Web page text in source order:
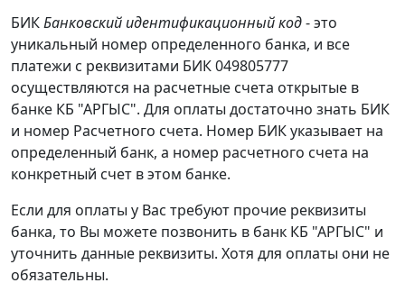
БИКБанковский идентификационный код- это
уникальный номер определенного банка, и все
платежи с реквизитами БИК 049805777
осуществляются на расчетные счета открытые в
банке КБ "АРГЫС". Для оплаты достаточно знать БИК
и номер Расчетного счета. Номер БИК указывает на
определенный банк, а номер расчетного счета на
конкретный счет в этом банке.
Если для оплаты у Вас требуют прочие реквизиты
банка, то Вы можете позвонить в банк КБ "АРГЫС" и
уточнить данные реквизиты. Хотя для оплаты они не
обязательны.